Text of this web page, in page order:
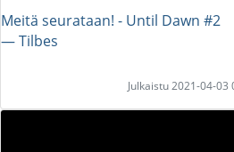
Meitä seurataan! - Until Dawn #2
― Tilbes
Julkaistu 2021-04-